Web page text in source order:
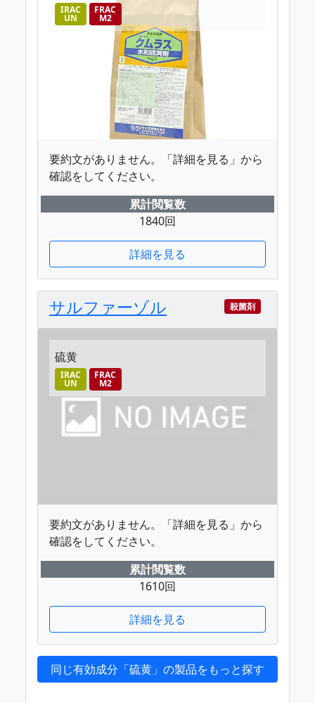
IRAC
UN
FRAC
M2
要約文がありません。「詳細を見る」から
確認をしてください。
累計閲覧数
1840回
詳細を見る
サルファーゾル 殺菌剤
硫黄
IRAC
UN
FRAC
M2
要約文がありません。「詳細を見る」から
確認をしてください。
累計閲覧数
1610回
詳細を見る
同じ有効成分「硫黄」の製品をもっと探す